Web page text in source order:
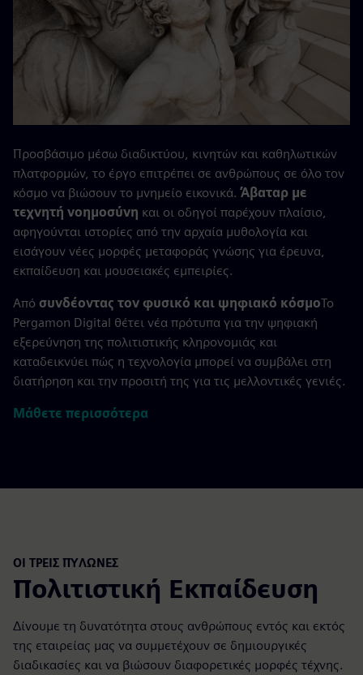
Προσβάσιμο μέσω διαδικτύου, κινητών και καθηλωτικών
πλατφορμών, το έργο επιτρέπει σε ανθρώπους σε όλο τον
κόσμο να βιώσουν το μνημείο εικονικά.Άβαταρ με
τεχνητή νοημοσύνη και οι οδηγοί παρέχουν πλαίσιο,
αφηγούνται ιστορίες από την αρχαία μυθολογία και
εισάγουν νέες μορφές μεταφοράς γνώσης για έρευνα,
εκπαίδευση και μουσειακές εμπειρίες.
Από συνδέοντας τον φυσικό και ψηφιακό κόσμοΤο
Pergamon Digital θέτει νέα πρότυπα για την ψηφιακή
εξερεύνηση της πολιτιστικής κληρονομιάς και
καταδεικνύει πώς η τεχνολογία μπορεί να συμβάλει στη
διατήρηση και την προσιτή της για τις μελλοντικές γενιές.
Μάθετε περισσότερα
ΟΙ ΤΡΕΙΣ ΠΥΛΏΝΕΣ
Πολιτιστική Εκπαίδευση
Δίνουμε τη δυνατότητα στους ανθρώπους εντός και εκτός
της εταιρείας μας να συμμετέχουν σε δημιουργικές
διαδικασίες και να βιώσουν διαφορετικές μορφές τέχνης.